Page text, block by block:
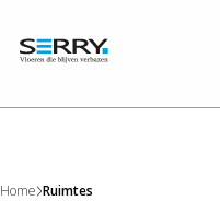
Home Ruimtes